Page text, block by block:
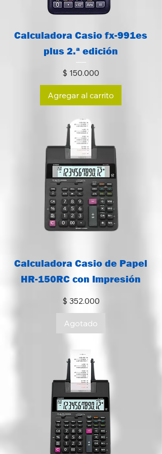
Calculadora Casio fx-991es
plus 2.ª edición
Precio
$ 150.000
Agregar al carrito
Calculadora Casio de Papel
HR-150RC con Impresión
Precio
$ 352.000
Agotado